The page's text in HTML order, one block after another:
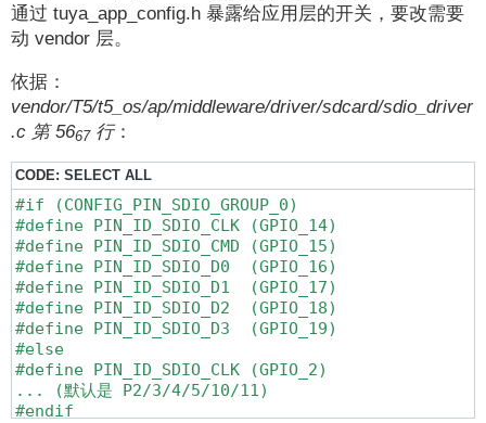
通过 tuya_app_config.h 暴露给应用层的开关，要改需要
动 vendor 层。
依据：
vendor/T5/t5_os/ap/middleware/driver/sdcard/sdio_driver
.c 第 5667行：
CODE: SELECT ALL
#if (CONFIG_PIN_SDIO_GROUP_0)
#define PIN_ID_SDIO_CLK (GPIO_14)
#define PIN_ID_SDIO_CMD (GPIO_15)
#define PIN_ID_SDIO_D0  (GPIO_16)
#define PIN_ID_SDIO_D1  (GPIO_17)
#define PIN_ID_SDIO_D2  (GPIO_18)
#define PIN_ID_SDIO_D3  (GPIO_19)
#else
#define PIN_ID_SDIO_CLK (GPIO_2)
... (默认是 P2/3/4/5/10/11)
#endif